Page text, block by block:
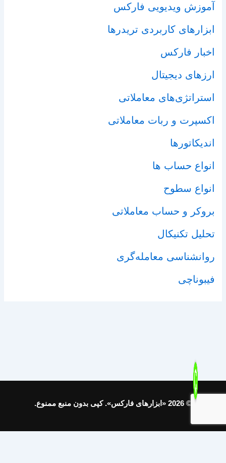
آموزش ویدیویی فارکس
ابزارهای کاربردی تریدرها
اخبار فارکس
ارزهای دیجیتال
استراتژی‌های معاملاتی
اکسپرت و ربات معاملاتی
اندیکاتورها
انواع حساب ها
انواع سطوح
بروکر و حساب معاملاتی
تحلیل تکنیکال
روانشناسی معامله‌گری
فیبوناچی
© 2026 «ابزارهای فارکس». کپی بدون منبع ممنوع.